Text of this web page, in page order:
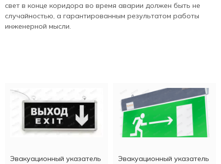
свет в конце коридора во время аварии должен быть не
случайностью, а гарантированным результатом работы
инженерной мысли.
Эвакуационный указатель
Эвакуационный указатель